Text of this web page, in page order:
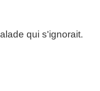
qui s'ignorait.